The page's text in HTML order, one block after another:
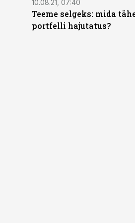
10.08.21, 07:40
Teeme selgeks: mida
portfelli hajutatus?